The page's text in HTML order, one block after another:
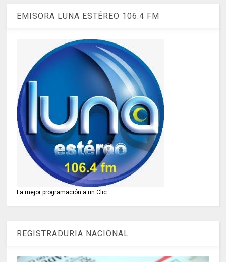
EMISORA LUNA ESTÉREO 106.4 FM
La mejor programación a un Clic
REGISTRADURIA NACIONAL